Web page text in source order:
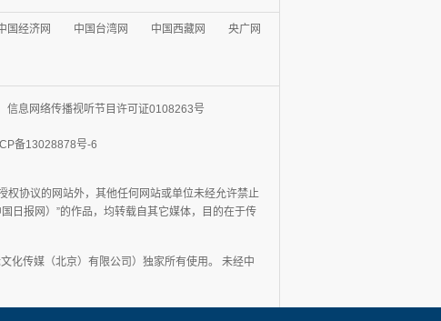
国经济网 中国台湾网 中国西藏网 央广网
信息网络传播视听节目许可证0108263号
备13028878号-6
权协议的网站外，其他任何网站或单位未经允许禁止
日报网）”的作品，均转载自其它媒体，目的在于传
化传媒（北京）有限公司）独家所有使用。 未经中